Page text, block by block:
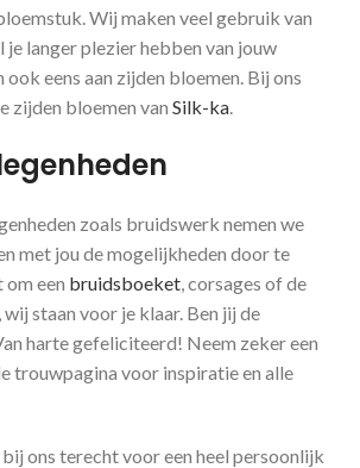
Wij maken veel gebruik van
je langer plezier hebben van jouw
eens aan zijden bloemen. Bij ons
zijden bloemen van Silk-ka.
zoals bruidswerk nemen we
met jou de mogelijkheden door te
om een bruidsboeket, corsages of de
staan voor je klaar. Ben jij de
harte gefeliciteerd! Neem zeker een
trouwpagina voor inspiratie en alle
ons terecht voor een heel persoonlijk